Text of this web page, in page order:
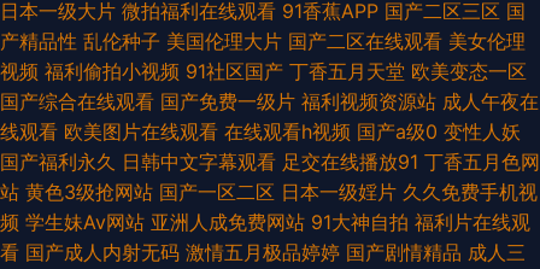
航 日韩中文字 91午夜福利导航 欧美第一色入口 操美女软件18 91国内大片
蜜桃91黄 www99蜜臀 97韩剧网下载 日本色色品爱网 国产香蕉99 白丝学生
妹91 午夜色色网 国产五码 一级国产大片 超碰日韩 狠狠撸AV网址 亚洲国产
日日夜夜 99九九福利视频 人人摸人人人人 wwwcom色网 99er在线 人人干
日本一级大片 微拍福利在线观看 91香蕉APP 国产二区三区 国
产精品性 乱伦种子 美国伦理大片 国产二区在线观看 美女伦理
视频 福利偷拍小视频 91社区国产 丁香五月天堂 欧美变态一区
国产综合在线观看 国产免费一级片 福利视频资源站 成人午夜在
线观看 欧美图片在线观看 在线观看h视频 国产a级0 变性人妖
国产福利永久 日韩中文字幕观看 足交在线播放91 丁香五月色网
站 黄色3级抢网站 国产一区二区 日本一级婬片 久久免费手机视
频 学生妹Av网站 亚洲人成免费网站 91大神自拍 福利片在线观
看 国产成人内射无码 激情五月极品婷婷 国产剧情精品 成人三